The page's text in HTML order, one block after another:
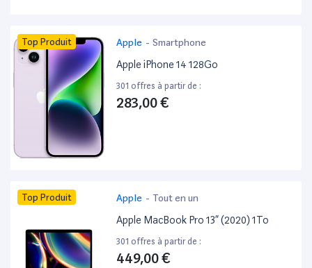
Top Produit Apple - Smartphone
Apple iPhone 14 128Go
301 offres à partir de :
283,00 €
Top Produit Apple - Tout en un
Apple MacBook Pro 13” (2020) 1To
301 offres à partir de :
449,00 €